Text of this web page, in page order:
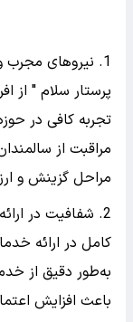
1. نیروهای
پرستار سلام "
تجربه کافی در
مراقبت از
مراحل گزینش و
2. شفافیت در
کامل در ارائه
به‌طور دقیق از
باعث افزایش